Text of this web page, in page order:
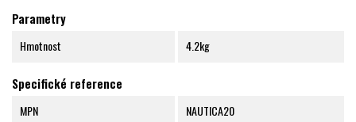
Parametry
Hmotnost 4.2kg
Specifické reference
MPN NAUTICA20